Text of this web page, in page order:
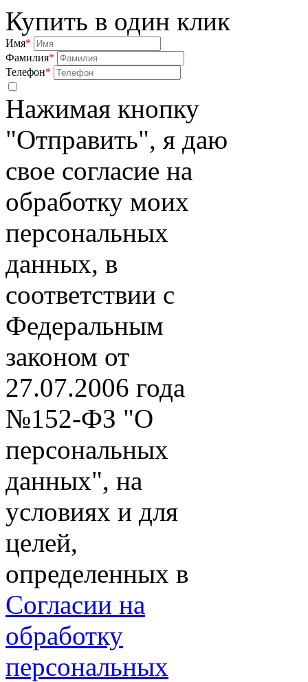
Купить в один клик
Имя*
Фамилия*
Телефон*
Нажимая кнопку
"Отправить", я даю
свое согласие на
обработку моих
персональных
данных, в
соответствии с
Федеральным
законом от
27.07.2006 года
№152-ФЗ "О
персональных
данных", на
условиях и для
целей,
определенных в
Согласии на
обработку
персональных